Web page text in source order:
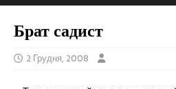
Брат садист
2 Грудня, 2008